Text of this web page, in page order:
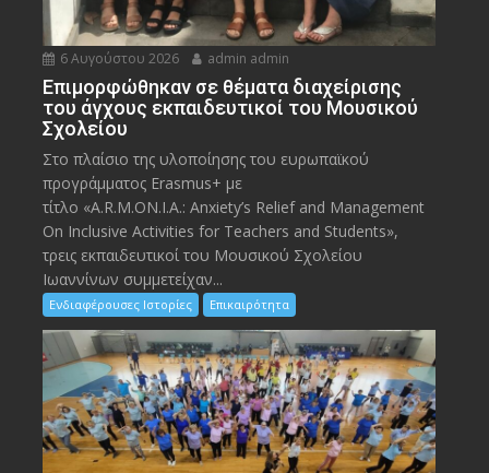
6 Αυγούστου 2026 admin admin
Eπιμορφώθηκαν σε θέματα διαχείρισης
του άγχους εκπαιδευτικοί του Μουσικού
Σχολείου
Στο πλαίσιο της υλοποίησης του ευρωπαϊκού
προγράμματος Erasmus+ με
τίτλο «A.R.M.ON.I.A.: Anxiety’s Relief and Management
On Inclusive Activities for Teachers and Students»,
τρεις εκπαιδευτικοί του Μουσικού Σχολείου
Ιωαννίνων συμμετείχαν...
Ενδιαφέρουσες Ιστορίες Επικαιρότητα